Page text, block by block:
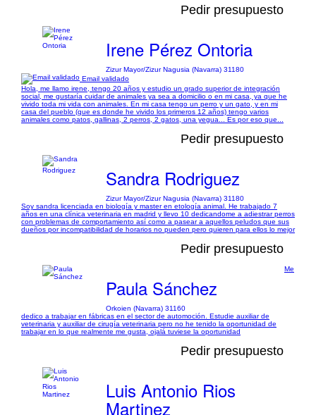
Pedir presupuesto
Irene Pérez Ontoria
Zizur Mayor/Zizur Nagusia (Navarra) 31180
Email validado
Hola, me llamo irene, tengo 20 años y estudio un grado superior de integración
social, me gustaría cuidar de animales ya sea a domicilio o en mi casa, ya que he
vivido toda mi vida con animales. En mi casa tengo un perro y un gato, y en mi
casa del pueblo (que es donde he vivido los primeros 12 años) tengo varios
animales como patos, gallinas, 2 perros, 2 gatos, una yegua... Es por eso que...
Pedir presupuesto
Sandra Rodriguez
Zizur Mayor/Zizur Nagusia (Navarra) 31180
Soy sandra licenciada en biología y master en etología animal. He trabajado 7
años en una clínica veterinaria en madrid y llevo 10 dedicandome a adiestrar perros
con problemas de comportamiento así como a pasear a aquellos peludos que sus
dueños por incompatibilidad de horarios no pueden pero quieren para ellos lo mejor
Pedir presupuesto
Paula Sánchez
Orkoien (Navarra) 31160
Me
dedico a trabajar en fábricas en el sector de automoción. Estudie auxiliar de
veterinaria y auxiliar de cirugía veterinaria pero no he tenido la oportunidad de
trabajar en lo que realmente me gusta, ojalá tuviese la oportunidad
Pedir presupuesto
Luis Antonio Rios
Martinez